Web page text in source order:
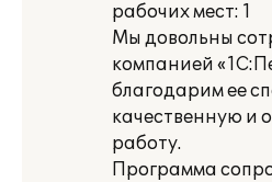
рабочих мест: 1
Мы довольны
компанией
благодарим ее
качественную и
работу.
Программа